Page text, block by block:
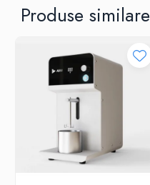
Produse similare